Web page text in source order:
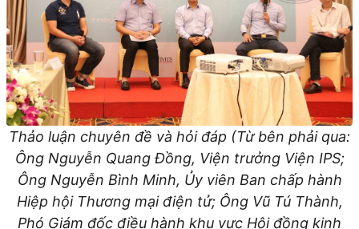
Thảo luận chuyên đề và hỏi đáp (Từ bên phải qua:
Ông Nguyễn Quang Đồng, Viện trưởng Viện IPS;
Ông Nguyễn Bình Minh, Ủy viên Ban chấp hành
Hiệp hội Thương mại điện tử; Ông Vũ Tú Thành,
Phó Giám đốc điều hành khu vực Hội đồng kinh